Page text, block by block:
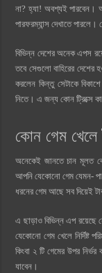
না? হ্যা! অবশ্যই পারবেন।
পারফরম্যান্স দেখাতে
বিভিন্ন দেশের অনেক এপস
তবে সেগুলো বাহিরের
করলেন কিন্তু সেটাকে
নিতে। এ জন্য কোন ট্রিক্সে
কোন গেম খেলে
অনেকেই জানতে চান মূলত
আপনি যেকোনো গেম যেমন-
ধরনের গেম আছে সব দিয়েই
এ ছাড়াও বিভিন্ন এপ রয়েছে
যেকোনো গেম খেলে নির্দিষ্ট
কিংবা ২ টি গেমের উপর
যাবেন।